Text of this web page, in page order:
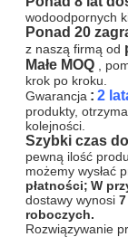
Typ wejścia
Oceń moc
Rozmiar
280
Materiał powłoki
Wydajność
0,8
Marszczyć
Orzecznictwo
CE,
Ochrona
wodoodpornych
Ponad 20
z naszą firmą od
Małe MOQ ,
krok po kroku.
Gwarancja : 2
produkty,
kolejności.
Szybki czas
pewną ilość
możemy wysłać
płatności; W
dostawy wynosi
roboczych.
Rozwiązywanie